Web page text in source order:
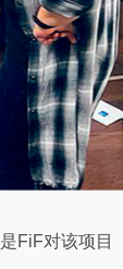
FiF对该项目